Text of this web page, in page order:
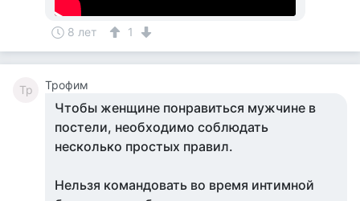
8 лет 1
Тр Трофим
Чтобы женщине понравиться мужчине в
постели, необходимо соблюдать
несколько простых правил.
Нельзя командовать во время интимной